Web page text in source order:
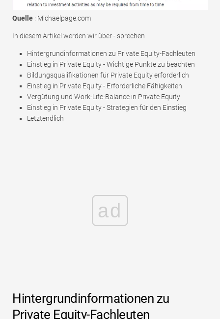
Quelle : Michaelpage.com
In diesem Artikel werden wir über - sprechen
Hintergrundinformationen zu Private Equity-Fachleuten
Einstieg in Private Equity - Wichtige Punkte zu beachten
Bildungsqualifikationen für Private Equity erforderlich
Einstieg in Private Equity - Erforderliche Fähigkeiten.
Vergütung und Work-Life-Balance in Private Equity
Einstieg in Private Equity - Strategien für den Einstieg
Letztendlich
ad
Hintergrundinformationen zu
Private Equity-Fachleuten